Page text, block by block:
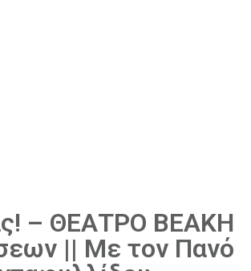
– ΘΕΑΤΡΟ ΒΕΑΚΗ
|| Με τον Πανό